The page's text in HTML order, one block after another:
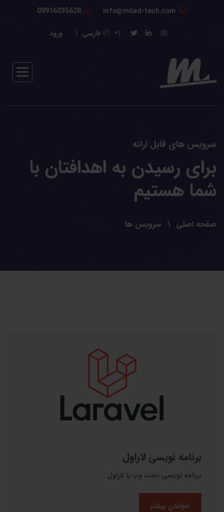
09916035628
فارسی ورود
سرویس های قابل ارائه
برای رسیدن به اهدافتان با
شما هستیم
صفحه اصلی سرویس ها
برنامه نویسی لاراول
برنامه نویسی تحت وب با لاراول
خواندن بیشتر